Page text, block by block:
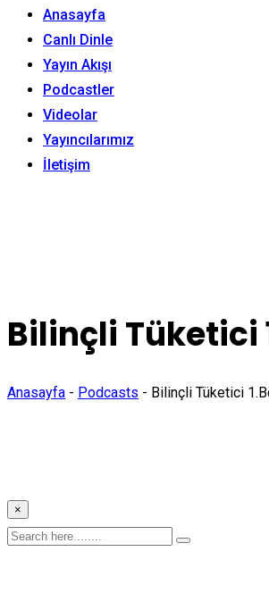
Anasayfa
Canlı Dinle
Yayın Akışı
Podcastler
Videolar
Yayıncılarımız
İletişim
Bilinçli Tüketici
Anasayfa - Podcasts - Bilinçli Tüketici
×